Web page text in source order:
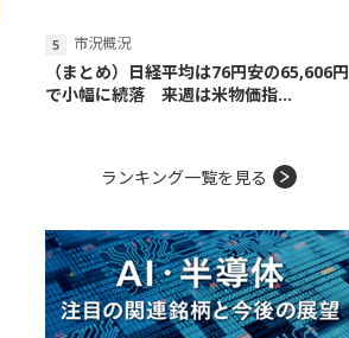
市況概況
（まとめ）日経平均は76円安の65,606円
で小幅に続落 来週は米物価指...
ランキング一覧を見る